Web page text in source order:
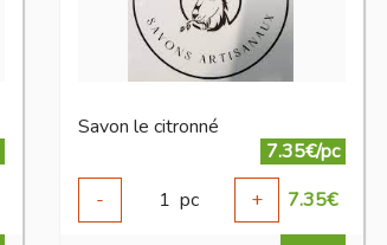
Savon le citronné
7.35€/pc
-
1 pc + 7.35€